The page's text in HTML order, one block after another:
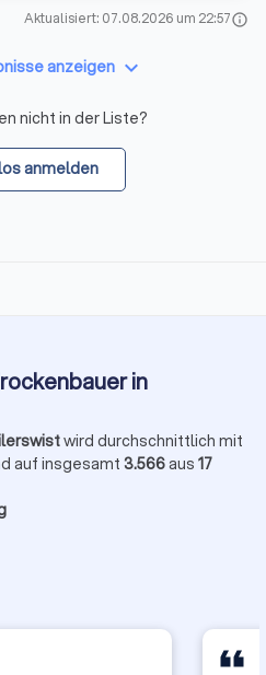
Aktualisiert: 07.08.2026 um 22:57info
anzeigen keyboard_arrow_down
nicht in der Liste?
anmelden
in
wird durchschnittlich mit
auf insgesamt 3.566aus 17